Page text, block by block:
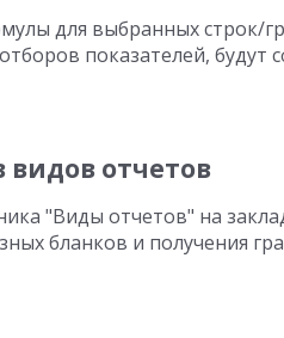
для выбранных строк/
показателей,
видов отчетов
"Виды отчетов" на
бланков и получения